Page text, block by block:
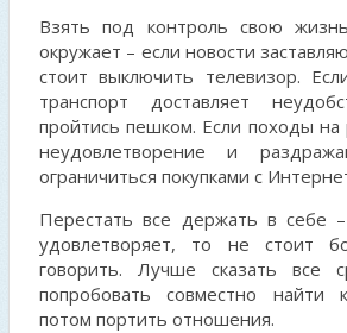
Взять под контроль свою
окружает – если новости
стоит выключить телевизор.
транспорт доставляет
пройтись пешком. Если походы
неудовлетворение и
ограничиться покупками с
Перестать все держать в себе
удовлетворяет, то не стоит
говорить. Лучше сказать все
попробовать совместно найти
потом портить отношения.